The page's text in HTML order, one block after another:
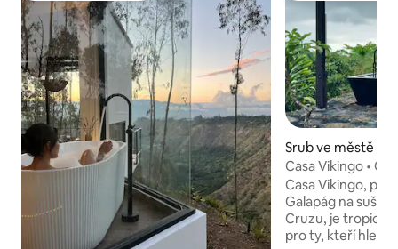
Srub ve městě
Casa Vikingo •
Galapágách
Casa Vikingo,
Galapág na sušší
Cruzu, je
pro ty, kteří